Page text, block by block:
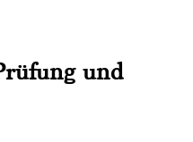
und